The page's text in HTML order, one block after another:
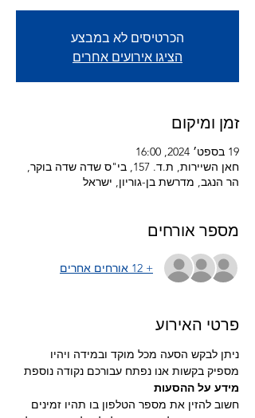
הכרטיסים לא במבצע
הציגו אירועים אחרים
זמן ומיקום
19 בספט׳ 2024, 16:00
חאן השיירות, ת.ד. 157, בי"ס שדה שדה בוקר,
הר הנגב, מדרשת בן-גוריון, ישראל
מספר אורחים
+ 12 אורחים אחרים
פרטי האירוע
ניתן לבקש הסעה מכל מוקד ובמידה ויהיו
מספיק בקשות אנו נפתח עבורכם נקודה נוספת
מידע על ההסעות
חשוב להזין את מספר הטלפון בו תהיו זמינים